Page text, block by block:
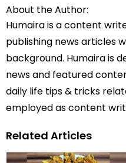
About the Author:
Humaira is a content
publishing news articles
background. Humaira is
news and featured
daily life tips & tricks
employed as content
Related Articles